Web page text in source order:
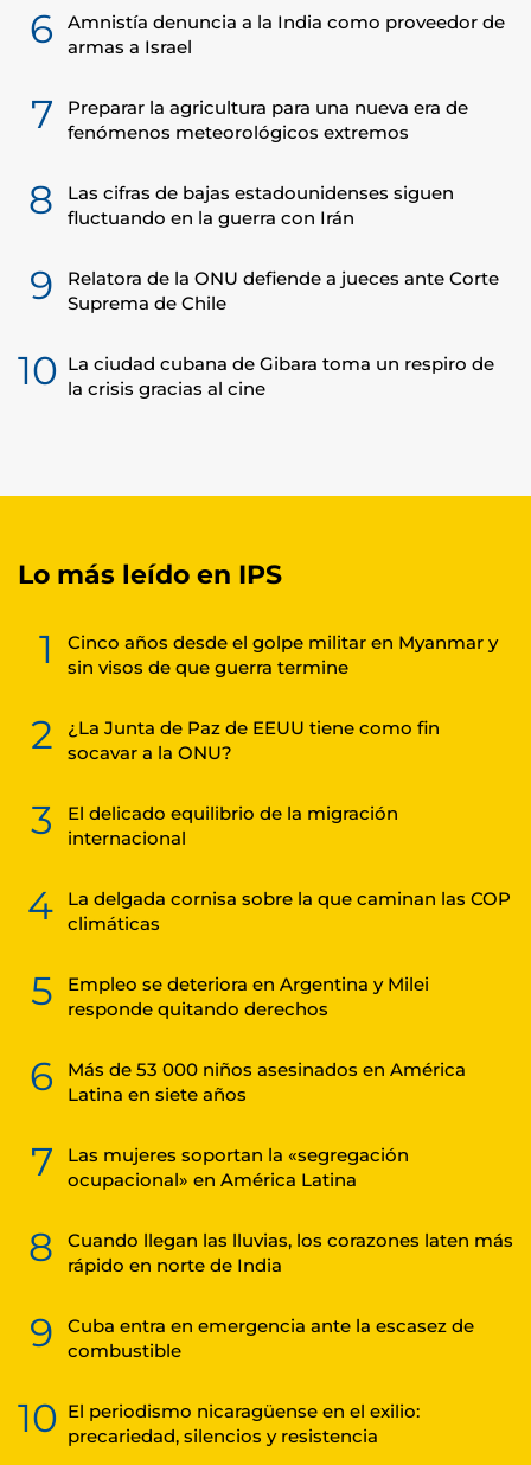
6
Amnistía denuncia a la India como proveedor de
armas a Israel
7
Preparar la agricultura para una nueva era de
fenómenos meteorológicos extremos
8
Las cifras de bajas estadounidenses siguen
fluctuando en la guerra con Irán
9
Relatora de la ONU defiende a jueces ante Corte
Suprema de Chile
10 La ciudad cubana de Gibara toma un respiro de
la crisis gracias al cine
Lo más leído en IPS
1
Cinco años desde el golpe militar en Myanmar y
sin visos de que guerra termine
2
¿La Junta de Paz de EEUU tiene como fin
socavar a la ONU?
3
El delicado equilibrio de la migración
internacional
4
La delgada cornisa sobre la que caminan las COP
climáticas
5
Empleo se deteriora en Argentina y Milei
responde quitando derechos
6
Más de 53 000 niños asesinados en América
Latina en siete años
7
Las mujeres soportan la «segregación
ocupacional» en América Latina
8
Cuando llegan las lluvias, los corazones laten más
rápido en norte de India
9
Cuba entra en emergencia ante la escasez de
combustible
10 El periodismo nicaragüense en el exilio:
precariedad, silencios y resistencia